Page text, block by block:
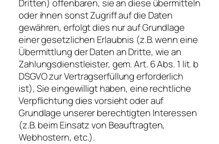
Dritten) offenbaren, sie an diese übermitteln
oder ihnen sonst Zugriff auf die Daten
gewähren, erfolgt dies nur auf Grundlage
einer gesetzlichen Erlaubnis (z.B. wenn eine
Übermittlung der Daten an Dritte, wie an
Zahlungsdienstleister, gem. Art. 6 Abs. 1 lit. b
DSGVO zur Vertragserfüllung erforderlich
ist), Sie eingewilligt haben, eine rechtliche
Verpflichtung dies vorsieht oder auf
Grundlage unserer berechtigten Interessen
(z.B. beim Einsatz von Beauftragten,
Webhostern, etc.).